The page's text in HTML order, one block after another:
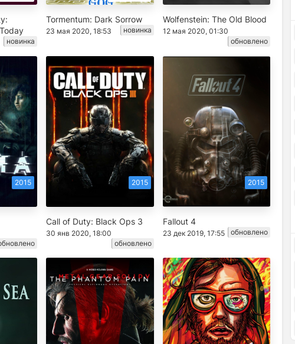
новинка
Tormentum: Dark Sorrow
23 мая 2020, 18:53 новинка
Wolfenstein: The Old Blood
12 мая 2020, 01:30
обновлено
2015 2015
Call of Duty: Black Ops 3
30 янв 2020, 18:00
обновлено
2015
Fallout 4
23 дек 2019, 17:55 обновлено